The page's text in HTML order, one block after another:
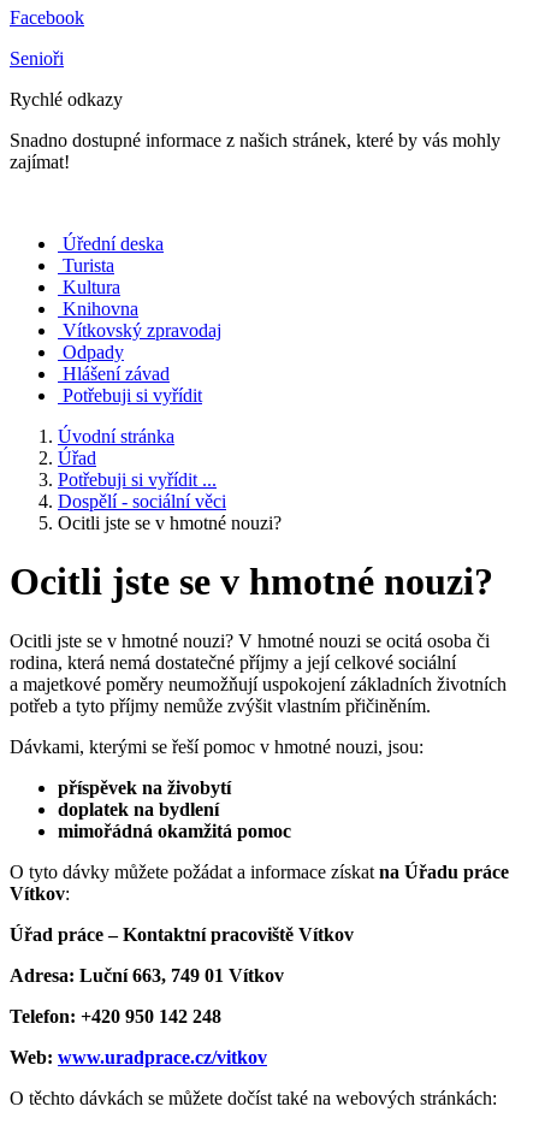
Facebook
Senioři
Rychlé odkazy
Snadno dostupné informace z našich stránek, které by vás mohly
zajímat!
Úřední deska
Turista
Kultura
Knihovna
Vítkovský zpravodaj
Odpady
Hlášení závad
Potřebuji si vyřídit
Úvodní stránka
Úřad
Potřebuji si vyřídit ...
Dospělí - sociální věci
Ocitli jste se v hmotné nouzi?
Ocitli jste se v hmotné nouzi?
Ocitli jste se v hmotné nouzi? V hmotné nouzi se ocitá osoba či
rodina, která nemá dostatečné příjmy a její celkové sociální
a majetkové poměry neumožňují uspokojení základních životních
potřeb a tyto příjmy nemůže zvýšit vlastním přičiněním.
Dávkami, kterými se řeší pomoc v hmotné nouzi, jsou:
příspěvek na živobytí
doplatek na bydlení
mimořádná okamžitá pomoc
O tyto dávky můžete požádat a informace získat na Úřadu práce
Vítkov:
Úřad práce – Kontaktní pracoviště Vítkov
Adresa: Luční 663, 749 01 Vítkov
Telefon: +420 950 142 248
Web: www.uradprace.cz/vitkov
O těchto dávkách se můžete dočíst také na webových stránkách: